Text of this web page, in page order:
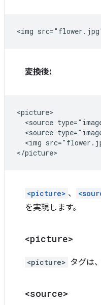
変換後:
<picture>
<source
<source
<img
<picture> 、
を実現します。
<picture>
<picture> タグは
<source>